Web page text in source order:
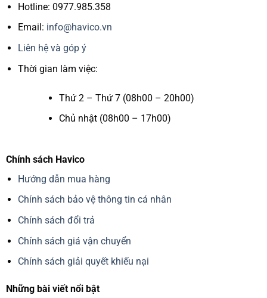
Hotline: 0977.985.358
Email: info@havico.vn
Liên hệ và góp ý
Thời gian làm việc:
Thứ 2 – Thứ 7 (08h00 – 20h00)
Chủ nhật (08h00 – 17h00)
Chính sách Havico
Hướng dẫn mua hàng
Chính sách bảo vệ thông tin cá nhân
Chính sách đổi trả
Chính sách giá vận chuyển
Chính sách giải quyết khiếu nại
Những bài viết nổi bật